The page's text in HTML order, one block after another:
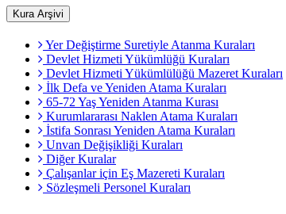
Kura Arşivi
Yer Değiştirme Suretiyle Atanma Kuraları
Devlet Hizmeti Yükümlüğü Kuraları
Devlet Hizmeti Yükümlülüğü Mazeret Kuraları
İlk Defa ve Yeniden Atama Kuraları
65-72 Yaş Yeniden Atanma Kurası
Kurumlararası Naklen Atama Kuraları
İstifa Sonrası Yeniden Atama Kuraları
Unvan Değişikliği Kuraları
Diğer Kuralar
Çalışanlar için Eş Mazereti Kuraları
Sözleşmeli Personel Kuraları